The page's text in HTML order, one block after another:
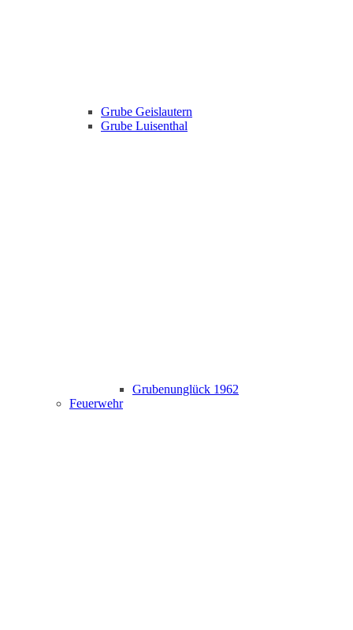
Grube Geislautern
Grube Luisenthal
Grubenunglück 1962
Feuerwehr